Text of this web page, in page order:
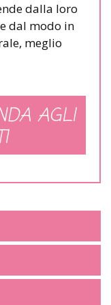
dalla loro
dal modo in
meglio
AGLI